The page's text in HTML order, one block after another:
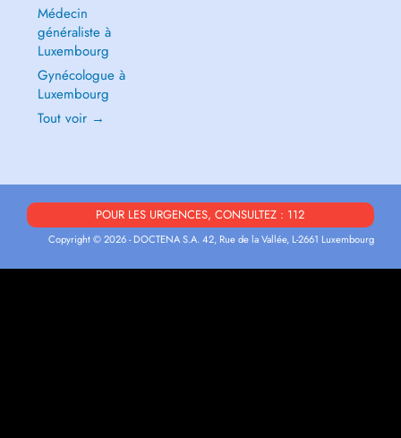
Médecin
généraliste à
Luxembourg
Gynécologue à
Luxembourg
Tout voir →
POUR LES URGENCES, CONSULTEZ : 112
Copyright © 2026 - DOCTENA S.A. 42, Rue de la Vallée, L-2661 Luxembourg